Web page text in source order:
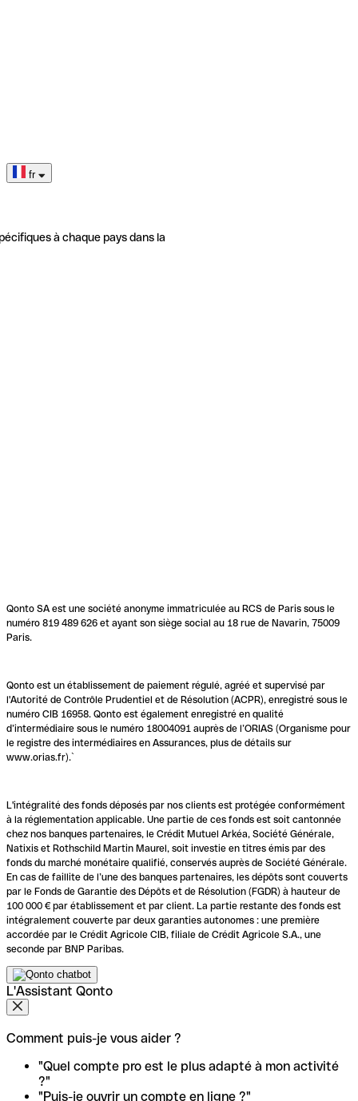
fr
à chaque pays dans la
Qonto SA est une société anonyme immatriculée au RCS de Paris sous le
numéro 819 489 626 et ayant son siège social au 18 rue de Navarin, 75009
Paris.
Qonto est un établissement de paiement régulé, agréé et supervisé par
l'Autorité de Contrôle Prudentiel et de Résolution (ACPR), enregistré sous le
numéro CIB 16958. Qonto est également enregistré en qualité
d’intermédiaire sous le numéro 18004091 auprès de l’ORIAS (Organisme pour
le registre des intermédiaires en Assurances, plus de détails sur
www.orias.fr).`
L'intégralité des fonds déposés par nos clients est protégée conformément
à la réglementation applicable. Une partie de ces fonds est soit cantonnée
chez nos banques partenaires, le Crédit Mutuel Arkéa, Société Générale,
Natixis et Rothschild Martin Maurel, soit investie en titres émis par des
fonds du marché monétaire qualifié, conservés auprès de Société Générale.
En cas de faillite de l’une des banques partenaires, les dépôts sont couverts
par le Fonds de Garantie des Dépôts et de Résolution (FGDR) à hauteur de
100 000 € par établissement et par client. La partie restante des fonds est
intégralement couverte par deux garanties autonomes : une première
accordée par le Crédit Agricole CIB, filiale de Crédit Agricole S.A., une
seconde par BNP Paribas.
L'Assistant Qonto
Comment puis-je vous aider ?
"Quel compte pro est le plus adapté à mon activité
?"
"Puis-je ouvrir un compte en ligne ?"